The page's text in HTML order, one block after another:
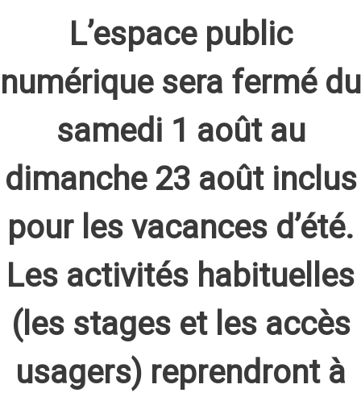
L’espace public
numérique sera fermé du
samedi 1 août au
dimanche 23 août inclus
pour les vacances d’été.
Les activités habituelles
(les stages et les accès
usagers) reprendront à